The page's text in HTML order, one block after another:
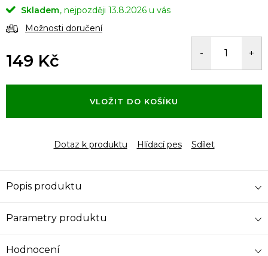
Skladem
13.8.2026
Možnosti doručení
149 Kč
cena:
VLOŽIT DO KOŠÍKU
Dotaz k produktu Hlídací pes Sdílet
Popis produktu
Parametry produktu
Hodnocení